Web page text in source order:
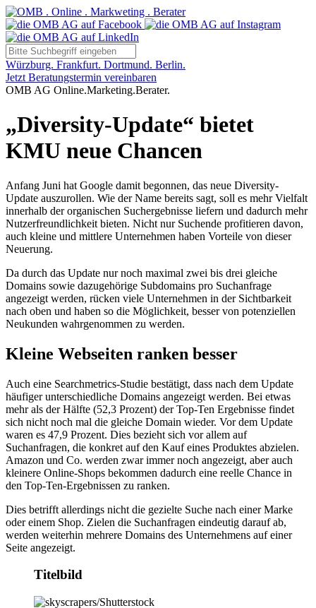
Würzburg. Frankfurt. Dortmund. Berlin.
Jetzt Beratungstermin vereinbaren
OMB AG Online.Marketing.Berater.
„Diversity-Update“ bietet
KMU neue Chancen
Anfang Juni hat Google damit begonnen, das neue Diversity-
Update auszurollen. Wie der Name bereits sagt, soll es mehr Vielfalt
innerhalb der organischen Suchergebnisse liefern und dadurch mehr
Nutzerfreundlichkeit bieten. Nicht nur Suchende profitieren davon,
auch kleine und mittlere Unternehmen haben Vorteile von dieser
Neuerung.
Da durch das Update nur noch maximal zwei bis drei gleiche
Domains sowie dazugehörige Subdomains pro Suchanfrage
angezeigt werden, rücken viele Unternehmen in der Sichtbarkeit
nach oben und haben so die Möglichkeit, besser von potenziellen
Neukunden wahrgenommen zu werden.
Kleine Webseiten ranken besser
Auch eine Searchmetrics-Studie bestätigt, dass nach dem Update
häufiger unterschiedliche Domains angezeigt werden. Bei etwas
mehr als der Hälfte (52,3 Prozent) der Top-Ten Ergebnisse findet
sich nicht noch mal die gleiche Domain wieder. Vor dem Update
waren es 47,9 Prozent. Dies bezieht sich vor allem auf
Suchanfragen, die konkret auf den Kauf eines Produktes abzielen.
Amazon und Co. werden zwar immer noch angezeigt, aber auch
kleinere Online-Shops bekommen dadurch eine reelle Chance in
den Top-Ten-Ergebnissen zu ranken.
Dies betrifft allerdings nicht die gezielte Suche nach einer Marke
oder einem Shop. Zielen die Suchanfragen eindeutig darauf ab,
werden weiterhin mehrere Domains des Unternehmens auf einer
Seite angezeigt.
Titelbild